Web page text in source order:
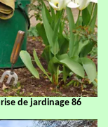
de jardinage 86